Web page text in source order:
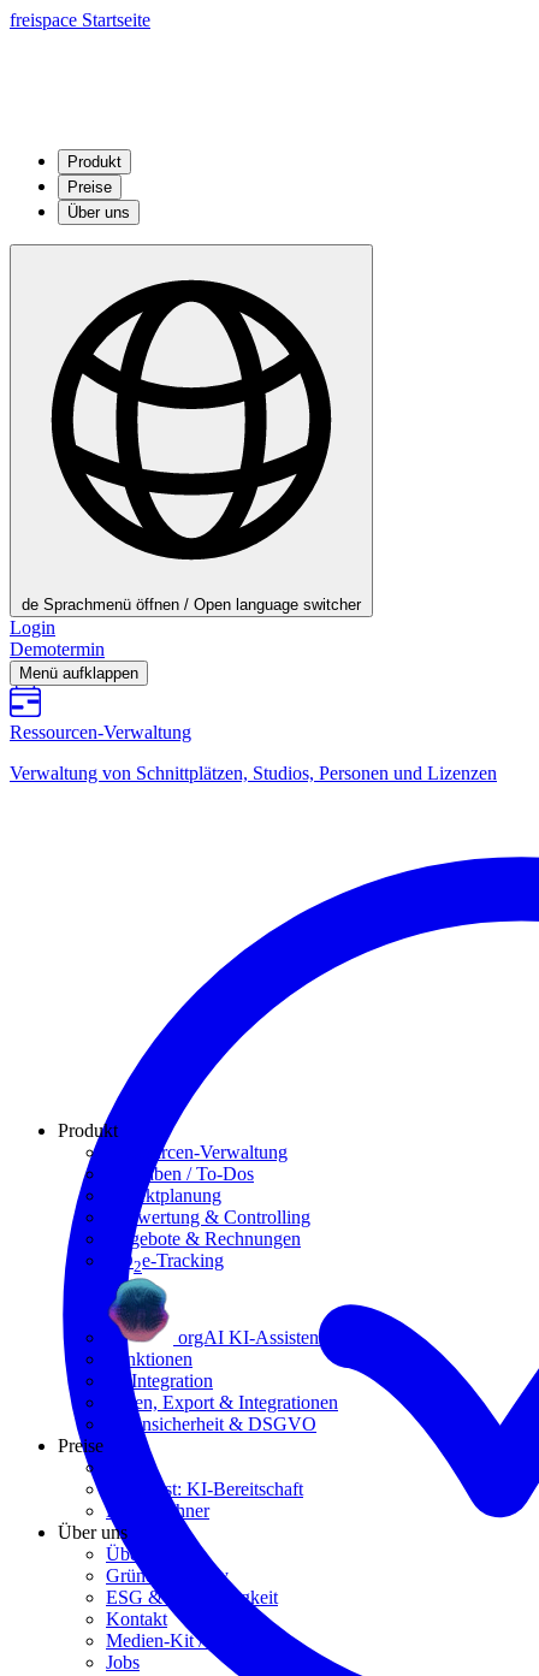
freispace Startseite
Produkt
Preise
Über uns
de Sprachmenü öffnen / Open language switcher
Login
Demotermin
Menü aufklappen
Ressourcen-Verwaltung
Verwaltung von Schnittplätzen, Studios, Personen und Lizenzen
Produkt
Ressourcen-Verwaltung
Aufgaben / To-Dos
Projektplanung
Auswertung & Controlling
Angebote & Rechnungen
CO2e-Tracking
orgAI KI-Assistent
Funktionen
KI Integration
Teilen, Export & Integrationen
Datensicherheit & DSGVO
Preise
Selbsttest: KI-Bereitschaft
ROI-Rechner
Über uns
Über uns
Gründungsstory
ESG & Nachhaltigkeit
Kontakt
Medien-Kit / Presse
Jobs